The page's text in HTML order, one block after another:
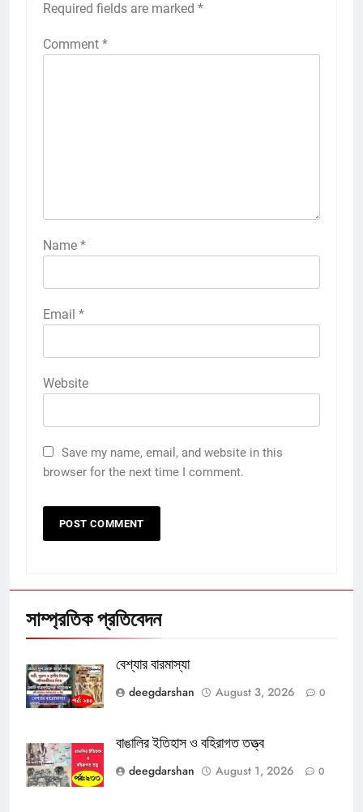
Required fields are marked *
Comment *
Name *
Email *
Website
Save my name, email, and website in this
browser for the next time I comment.
সাম্প্রতিক প্রতিবেদন
বেশ্যার বারমাস্যা
deegdarshan
August 3, 2026 0
বাঙালির ইতিহাস ও বহিরাগত তত্ত্ব
deegdarshan
August 1, 2026 0